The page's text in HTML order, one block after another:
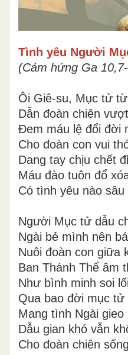
Tình yêu Người
(Cảm hứng Ga
Ôi Giê-su, Mục tử
Dẫn đoàn chiên
Đem máu lệ đổi đời
Cho đoàn con vui
Dang tay chịu chết
Máu đào tuôn đổ
Có tình yêu nào
Người Mục tử dẫu
Ngài bẻ mình nên
Nuôi đoàn con giữa
Ban Thánh Thể âm
Như bình minh soi
Qua bao đời mục tử
Mang tình Ngài
Dẫu gian khó vẫn
Cho đoàn chiên